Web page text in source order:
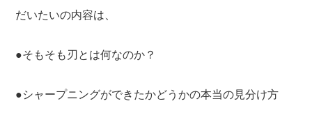
だいたいの内容は、
●そもそも刃とは何なのか？
●シャープニングができたかどうかの本当の見分け方